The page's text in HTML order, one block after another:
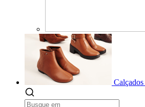
Calçados